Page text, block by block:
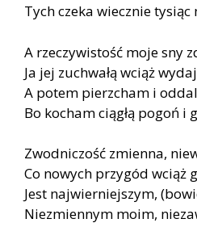
Tych czeka wiecznie
A rzeczywistość moje sny
Ja jej zuchwałą wciąż
A potem pierzcham i
Bo kocham ciągłą pogoń i
Zwodniczość zmienna,
Co nowych przygód wciąż
Jest najwierniejszym,
Niezmiennym moim,